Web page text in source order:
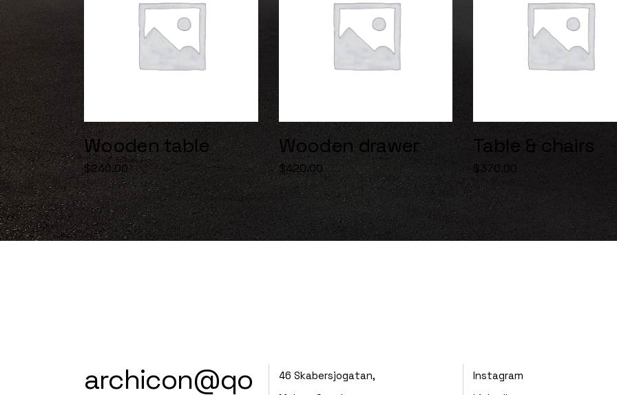
Wooden table
$240.00
Wooden drawer
$420.00
Table & chairs
$370.00
archicon@qo
46 Skabersjogatan,
Instagram